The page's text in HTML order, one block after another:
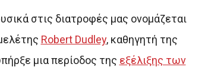
στις διατροφές μας ονομάζεται
Robert Dudley, καθηγητή της
μια περίοδος της εξέλιξης των